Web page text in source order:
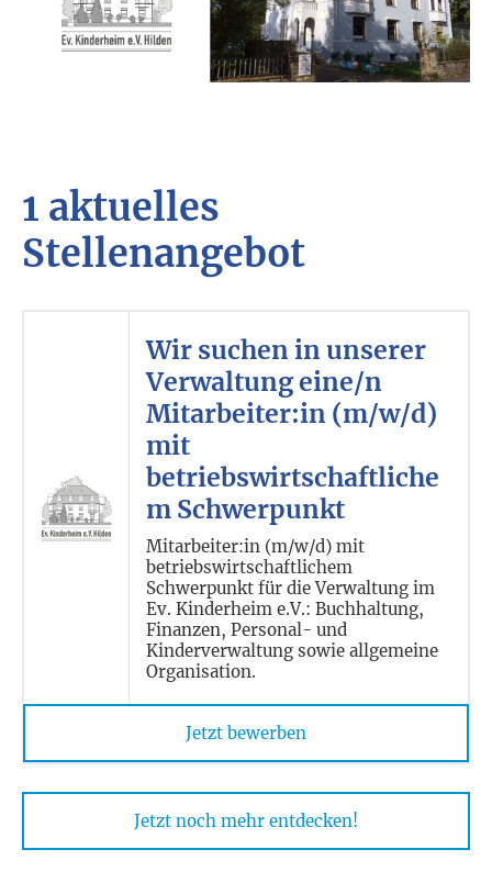
1 aktuelles
Stellenangebot
Wir suchen in unserer
Verwaltung eine/n
Mitarbeiter:in (m/w/d)
mit
betriebswirtschaftliche
m Schwerpunkt
Mitarbeiter:in (m/w/d) mit
betriebswirtschaftlichem
Schwerpunkt für die Verwaltung im
Ev. Kinderheim e.V.: Buchhaltung,
Finanzen, Personal- und
Kinderverwaltung sowie allgemeine
Organisation.
Jetzt bewerben
Jetzt noch mehr entdecken!